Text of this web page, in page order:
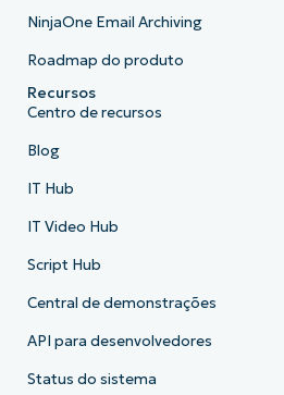
NinjaOne Email Archiving
Roadmap do produto
Recursos
Centro de recursos
Blog
IT Hub
IT Video Hub
Script Hub
Central de demonstrações
API para desenvolvedores
Status do sistema